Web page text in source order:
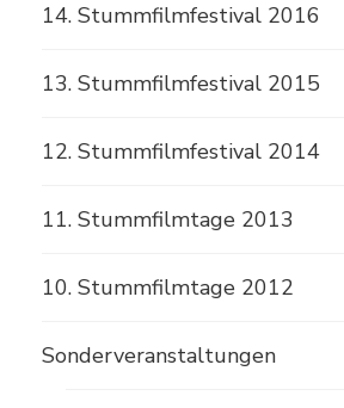
14. Stummfilmfestival 2016
13. Stummfilmfestival 2015
12. Stummfilmfestival 2014
11. Stummfilmtage 2013
10. Stummfilmtage 2012
Sonderveranstaltungen